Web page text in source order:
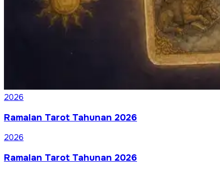
2026
Ramalan Tarot Tahunan 2026
2026
Ramalan Tarot Tahunan 2026